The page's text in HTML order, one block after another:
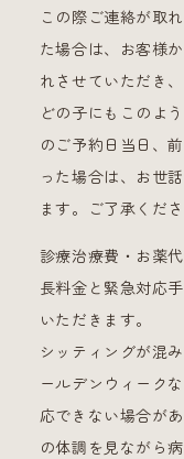
この際ご連絡が取
た場合は、お客様
れさせていただき
どの子にもこのよ
のご予約日当日、
った場合は、お世
ます。ご了承くださ
診療治療費・お薬
長料金と緊急対応
いただきます。
シッティングが混
ールデンウィーク
応できない場合が
の体調を見ながら